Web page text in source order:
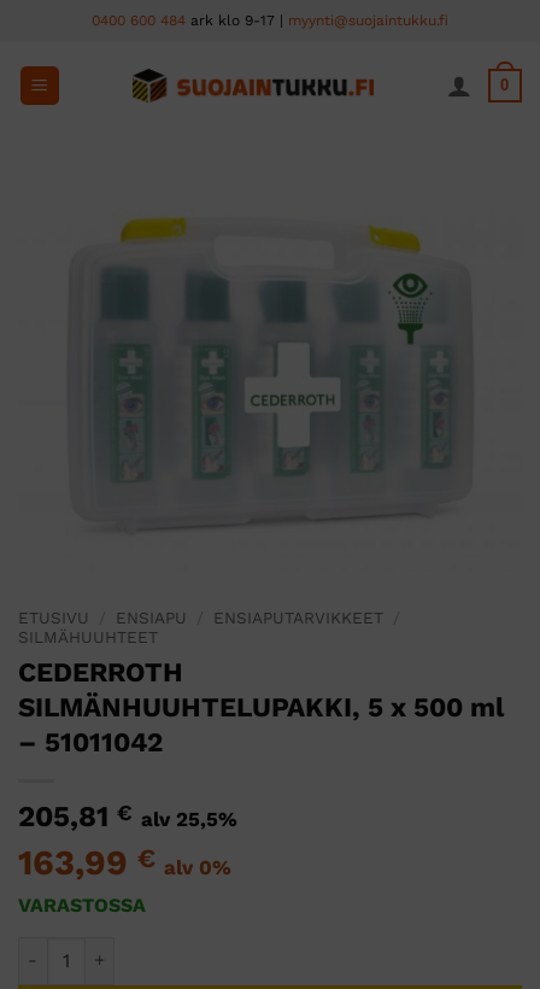
content
0400 600 484 ark klo 9-17 | myynti@suojaintukku.fi
0
ETUSIVU ENSIAPU ENSIAPUTARVIKKEET
SILMÄHUUHTEET
CEDERROTH
SILMÄNHUUHTELUPAKKI, 5 x 500 ml
– 51011042
205,81 € alv 25,5%
163,99 € alv 0%
VARASTOSSA